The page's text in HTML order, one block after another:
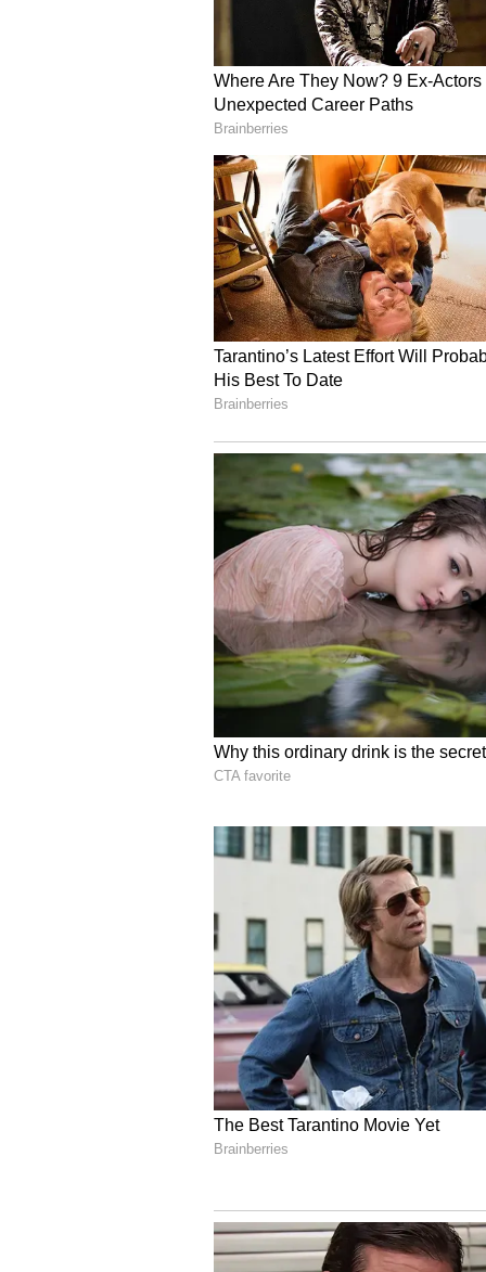
ಕಳೆದ ನಾಲೈದು ವರ್ಷಗಳಿಂದ ಎಡ
ಜೊತೆಯಲ್ಲಿ ಅನಿರುದ್ಧ ಸಂಪರ್ಕದಲ್ಲಿದ್ದು,
ಸಂಘಟನೆಗೆ ಹಣ ಸಂಗ್ರಹ ಹಾಗೂ ಆ
ಪಾತ್ರವಹಿಸಿದ್ದ. ಈ ಸಂಘಟನೆ ವಿಸ್ತಣೆ
ಒಟ್ಟುಗೂಡಿಸುತ್ತಿದ್ದ ಬಳಿಕ ದೇಶದ
ಮಾಡಿ ದೇಶದಲ್ಲಿ ನಕ್ಸಲ್ ಸಂಘಟನೆಯ
ಎಸಗುವ ಸಲುವಾಗಿ ಬೆಂಗಳೂರಿಗೆ ರಾಜನ್
ಉಲ್ಲೇಖವಾಗಿದೆ.
ನಾನೇಕೆ ಮಾಹಿತಿ ಕೊಡಲಿ: ರಾಜನ್
ಮೆಜೆಸ್ಟಿಕ್ ಬಸ್ ನಿಲ್ದಾಣದಲ್ಲಿ ಎರಡು
ರಾಜನ್‌ನನ್ನು ಪೊಲೀಸರು ವಶಕ್ಕೆ ಪಡೆದರು.
ಭಾಷೆಯಲ್ಲಿ ಹೇಳಿದ್ದಾನೆ. ಆದರೆ ಹೆಚ್ಚಿನ
ವಶಕ್ಕೆ ಪಡೆದು ಮಡಿವಾಳದಲ್ಲಿರುವ
ಬಹಿರಂಗಪಡಿಸಿದ್ದಾನೆ. ತಾನು 5
ರಹಸ್ಯವಾಗಿ ಸಿ.ಪಿ.ಐ (ಮಾವೋವಾದಿ)
ಬಳಿಯಲ್ಲಿರುವ ವೆಸ್‌ಡ್ರೈವ್‌ಗಳಲ್ಲಿ ಸಿಪಿಐ
ಮಾಹಿತಿಗಳಿದೆ ಎಂದು ರಾಜನ್ ವಿವರಿಸಿ
ಪೊಲೀಸರಿಗೆ ಆತ ಒಪ್ಪಿಸಿದ್ದಾನೆ. ಹಾಗೆಯೇ
ಮನೆಯಲ್ಲಿ ಪತ್ತೆಯಾದವು ಎಂದು
Tumakuru: ಅನೇಕ ವರ್ಷಗಳಿಂದ
ನಿಷೇಧಿತ ನಕ್ಸಲ್‌ ಸಂಘಟನೆಯಲ್ಲಿ
ಪತ್ತೆಯಾಗಿದೆ. ಅಲ್ಲದೆ ನಿಷೇಧಿತ ಸಂಘಟನೆಯ
ಸಂಪರ್ಕಿಸಲು ಅನಾಮಧೇಯ ವ್ಯಕ್ತಿಗಳ
ಈ ದಾಖಲೆ ಯನ್ನು ಬಳಸಿ ಅಪರಿಚಿತರ
ಪೊಲೀಸರು ತಿಳಿಸಿದ್ದಾರೆ.
ನಿಷೇಧಿತ ಮಾವೋವಾದಿ ಸಂಘಟನೆಯ
ತನಿಖೆ ನಡೆಸಲಾಗುತ್ತಿದೆ. ಬೆಂಗಳೂರಿನಲ್ಲಿ
ಇದುವರೆಗೆ ವಿಚಾರಣೆ ವೇಳೆ ರಾಜ್ಯದಲ್ಲಿ
ಚಂದ್ರಗುಪ್ತ ತಿಳಿಸಿದ್ದಾರೆ.